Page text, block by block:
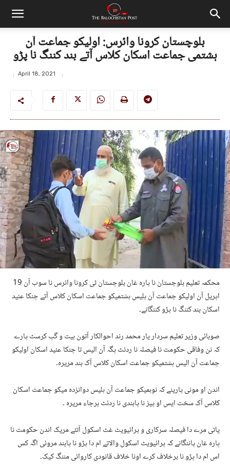
بلوچستان کرونا وائرس: اولیکو جماعت آن
ہشتمی جماعت اسکان کلاس آتے بند کننگ نا پڑو
April 18, 2021
محکمہ تعلیم بلوچستان نا پارہ غان بلوچستان ٹی کرونا وائرس نا سوب آن 19
اپریل آن اولیکو جماعت آن ہلیس ہشتمیکو جماعت اسکان کلاس آتے چنکا عئید
اسکان بند کننگ نا پڑو کننگانے۔
صوبائی وزیر تعلیم سردار یار محمد رند احوالکار آتون ہیت و گپ کرسٹ پارے
کہ نن وفاقی حکومت نا فیصلہ نا ردئٹ پگہ آن الیس تا چنکا عئید اسکان اولیکو
جماعت آن الیس ہشتمیکو جماعت اسکان کلاس آک بند مریرہ۔
اندن او مونی پارینے کہ نوہمیکو جماعت آن ہلیس دوانزدہ میکو جماعت اسکان
کلاس آک سخت ایس او پیز نا پابندی نا ردئٹ برجاء مریرہ ۔
یاتی مرے دا فیصلہ سرکاری و پرائیویٹ غٹ اسکول آتئے مریک اندن حکومت نا
پارہ غان پاننگانے کہ پرائیویٹ اسکول والاتے ام دا پڑو نا پابند مروئی اگہ کس
اس ام دا پڑو نا برخلاف کرے اونا خلاف قانودی کاروائی مننگ کیک۔